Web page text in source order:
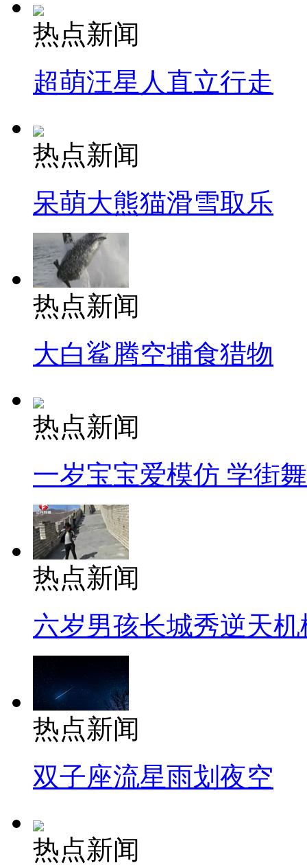
热点新闻
超萌汪星人直立行走
热点新闻
呆萌大熊猫滑雪取乐
热点新闻
大白鲨腾空捕食猎物
热点新闻
一岁宝宝爱模仿 学街
热点新闻
六岁男孩长城秀逆天机
热点新闻
双子座流星雨划夜空
热点新闻